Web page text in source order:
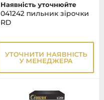
Наявність уточнюйте
041242 пильник зірочки
RD
УТОЧНИТИ НАЯВНІСТЬ
У МЕНЕДЖЕРА